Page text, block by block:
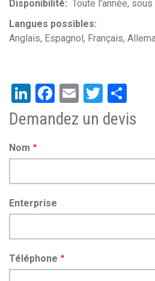
Disponibilité
Toute l'année,
Langues possibles
Anglais Espagnol Français
LinkedIn
Facebook
EmailTwitter
Demandez un devis
Nom
Enterprise
Téléphone